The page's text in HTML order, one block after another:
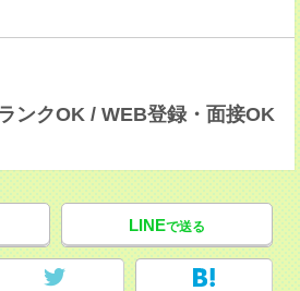
ンクOK / WEB登録・面接OK
LINEで送る